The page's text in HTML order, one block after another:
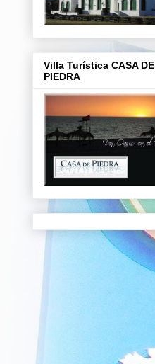
Villa Turística CASA DE
PIEDRA